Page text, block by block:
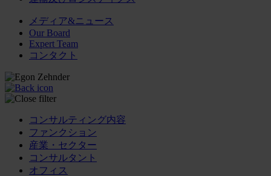
メディア&ニュース
Our Board
Expert Team
コンタクト
コンサルティング内容
ファンクション
産業・セクター
コンサルタント
オフィス